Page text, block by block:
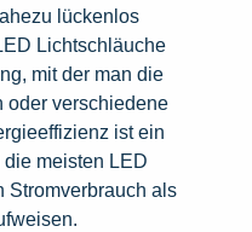
lückenlos
Lichtschläuche
mit der man die
oder verschiedene
ist ein
meisten LED
Stromverbrauch als